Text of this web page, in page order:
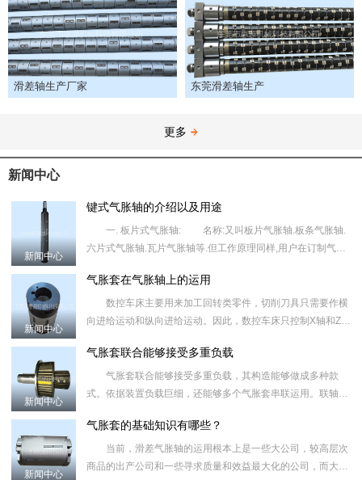
滑差轴生产厂家 东莞滑差轴生产
更多
新闻中心
新闻中心
键式气胀轴的介绍以及用途
一. 板片式气胀轴: 名称:又叫板片气胀轴.板条气胀轴.
六片式气胀轴.瓦片气胀轴等.但工作原理同样,用户在订制气胀
新闻中心
气胀套在气胀轴上的运用
数控车床主要用来加工回转类零件，切削刀具只需要作横
向进给运动和纵向进给运动。因此，数控车床只控制X轴和Z
半机床，固然
新闻中心
气胀套联合能够接受多重负载
气胀套联合能够接受多重负载，其构造能够做成多种款
式。依据装置负载巨细，还能够多个气胀套串联运用。联轴器
气胀套的运用
新闻中心
气胀套的基础知识有哪些？
当前，滑差气胀轴的运用根本上是一些大公司，较高层次
商品的出产公司和一些寻求质量和效益最大化的公司，而大大